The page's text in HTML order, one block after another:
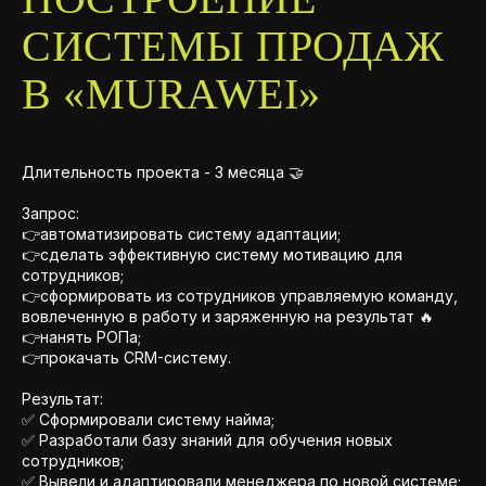
СИСТЕМЫ ПРОДАЖ
В «MURAWEI»
Длительность проекта - 3 месяца 🤝
Запрос:
👉автоматизировать систему адаптации;
👉сделать эффективную систему мотивацию для
сотрудников;
👉сформировать из сотрудников управляемую команду,
вовлеченную в работу и заряженную на результат 🔥
👉нанять РОПа;
👉прокачать CRM-систему.
Результат:
✅ Сформировали систему найма;
✅ Разработали базу знаний для обучения новых
сотрудников;
✅ Вывели и адаптировали менеджера по новой системе;